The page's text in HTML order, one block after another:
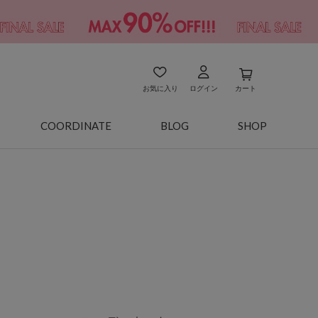
お気に入り ログイン カート
COORDINATE BLOG SHOP